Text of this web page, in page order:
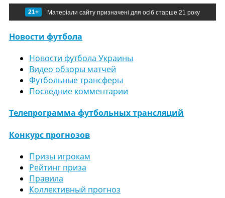
21+ Матеріали сайту призначені для осіб старше 21 року
Новости футбола
Новости футбола Украины
Видео обзоры матчей
Футбольные трансферы
Последние комментарии
Телепрограмма футбольных трансляций
Конкурс прогнозов
Призы игрокам
Рейтинг приза
Правила
Коллективный прогноз